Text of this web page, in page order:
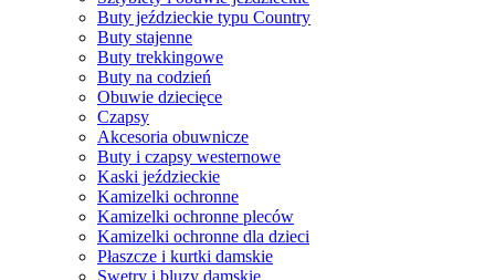
Buty jeździeckie typu Country
Buty stajenne
Buty trekkingowe
Buty na codzień
Obuwie dziecięce
Czapsy
Akcesoria obuwnicze
Buty i czapsy westernowe
Kaski jeździeckie
Kamizelki ochronne
Kamizelki ochronne pleców
Kamizelki ochronne dla dzieci
Płaszcze i kurtki damskie